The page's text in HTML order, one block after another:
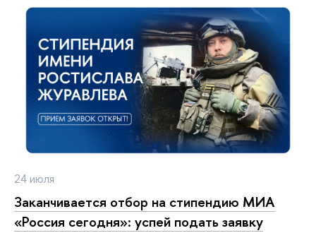
24 июля
Заканчивается отбор на стипендию МИА
«Россия сегодня»: успей подать заявку